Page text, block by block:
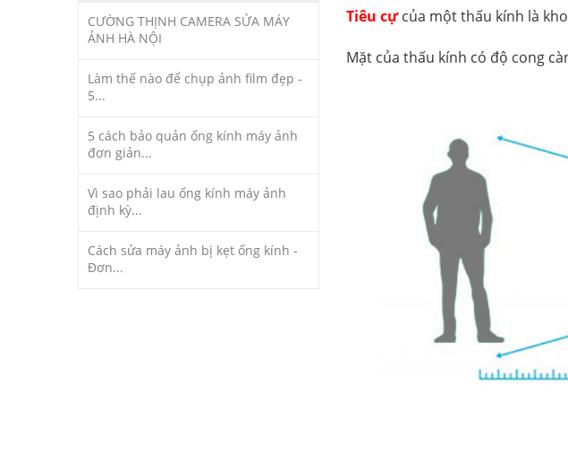
CƯỜNG THỊNH CAMERA SỬA MÁY
ẢNH HÀ NỘI
Làm thế nào để chụp ảnh film đẹp -
5...
5 cách bảo quản ống kính máy ảnh
đơn giản...
Vì sao phải lau ống kính máy ảnh
định kỳ...
Cách sửa máy ảnh bị kẹt ống kính -
Đơn...
Tiêu cựcủa một thấu kính là
Mặt của thấu kính có độ cong